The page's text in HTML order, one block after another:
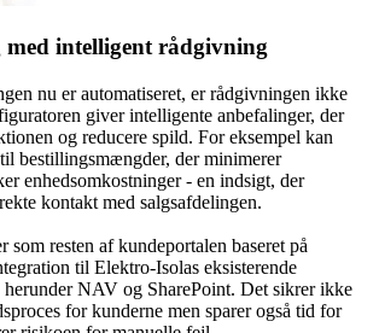
intelligent rådgivning
nu er automatiseret, er rådgivningen ikke
giver intelligente anbefalinger, der
og reducere spild. For eksempel kan
bestillingsmængder, der minimerer
enhedsomkostninger - en indsigt, der
kontakt med salgsafdelingen.
som resten af kundeportalen baseret på
til Elektro-Isolas eksisterende
herunder NAV og SharePoint. Det sikrer ikke
for kunderne men sparer også tid for